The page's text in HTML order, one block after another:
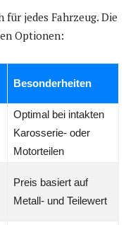
für jedes Fahrzeug. Die
Optionen:
Besonderheiten
Optimal bei intakten
Karosserie- oder
Motorteilen
Preis basiert auf
Metall- und Teilewert